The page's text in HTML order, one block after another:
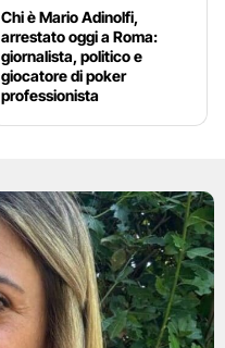
Chi è Mario Adinolfi,
arrestato oggi a Roma:
giornalista, politico e
giocatore di poker
professionista